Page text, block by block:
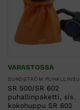
VARASTOSSA
SUNDSTRÖM
SR 500/SR 602
puhallinpaketti, sis.
kokohuppu SR 602